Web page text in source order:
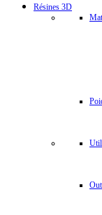
Résines 3D